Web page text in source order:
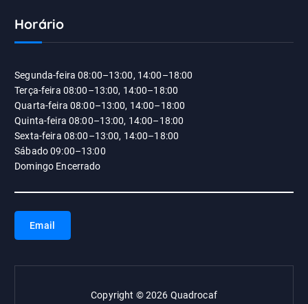
Horário
Segunda-feira 08:00–13:00, 14:00–18:00
Terça-feira 08:00–13:00, 14:00–18:00
Quarta-feira 08:00–13:00, 14:00–18:00
Quinta-feira 08:00–13:00, 14:00–18:00
Sexta-feira 08:00–13:00, 14:00–18:00
Sábado 09:00–13:00
Domingo Encerrado
Email
Copyright © 2026 Quadrocaf